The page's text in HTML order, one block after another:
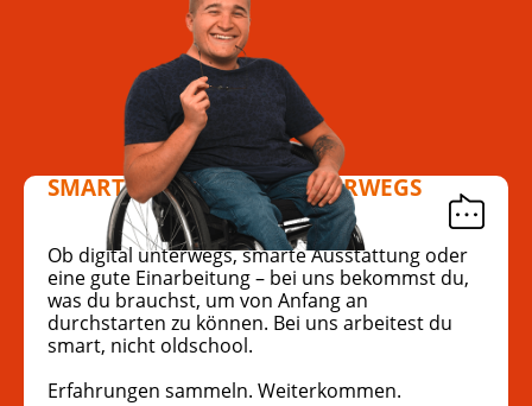
SMART UND DIGITAL UNTERWEGS
Ob digital unterwegs, smarte Ausstattung oder
eine gute Einarbeitung – bei uns bekommst du,
was du brauchst, um von Anfang an
durchstarten zu können. Bei uns arbeitest du
smart, nicht oldschool.
Erfahrungen sammeln. Weiterkommen.